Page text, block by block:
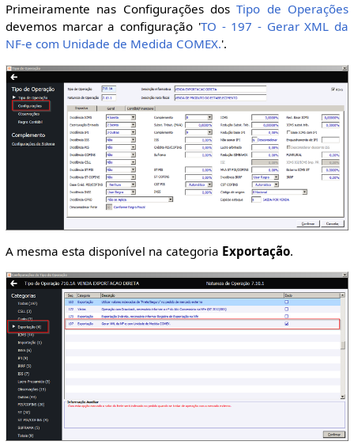
Primeiramente nas Configurações dosTipo de Operações
devemos marcar a configuração 'TO - 197 - Gerar XML da
NF-e com Unidade de Medida COMEX.'.
A mesma esta disponível na categoria Exportação.